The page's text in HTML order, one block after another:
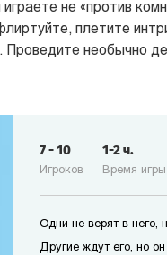
не «против
плетите
Проведите необычно
Игроков
7-10
Время игры
1-2ч.
Одни не верят в него,
Другие ждут его, но он